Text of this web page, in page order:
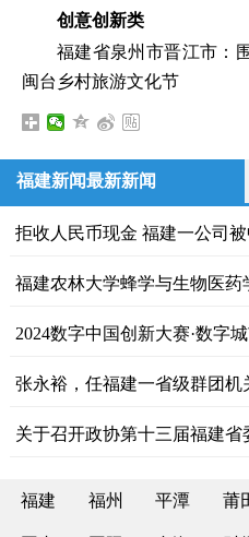
创意创新类
福建省泉州市晋江市：
闽台乡村旅游文化节
福建新闻最新新闻
拒收人民币现金 福建一公司
福建农林大学蜂学与生物医药
2024数字中国创新大赛·数字
张永裕，任福建一省级群团机
关于召开政协第十三届福建省
福建 福州 平潭 莆